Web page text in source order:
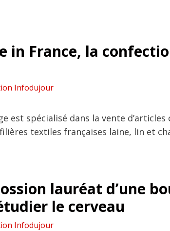
in France, la
Infodujour
est spécialisé dans la vente d’articles
textiles françaises laine, lin et
lauréat d’une
le cerveau
Infodujour